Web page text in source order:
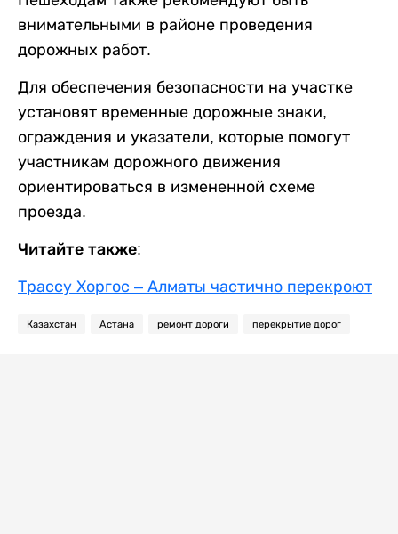
внимательными в районе проведения
дорожных работ.
Для обеспечения безопасности на участке
установят временные дорожные знаки,
ограждения и указатели, которые помогут
участникам дорожного движения
ориентироваться в измененной схеме
проезда.
Читайте также:
Трассу Хоргос – Алматы частично перекроют
Казахстан Астана ремонт дороги перекрытие дорог